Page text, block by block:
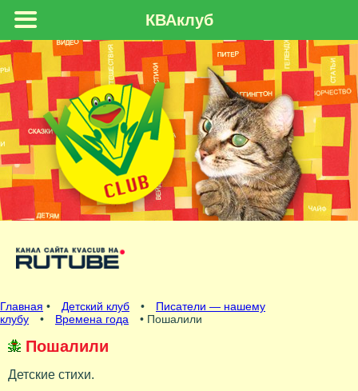
Главная • Детский клуб •
Писатели — нашему
клубу
• Времена года • Пошалили
Пошалили
Детские стихи.
КВАклуб